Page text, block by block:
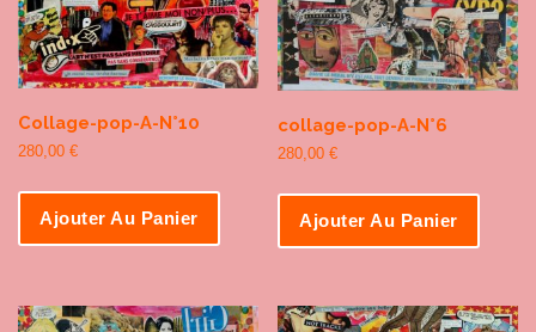
Collage-pop-A-N°10
280,00 €
Ajouter Au Panier
collage-pop-A-N°6
280,00€
Ajouter Au Panier